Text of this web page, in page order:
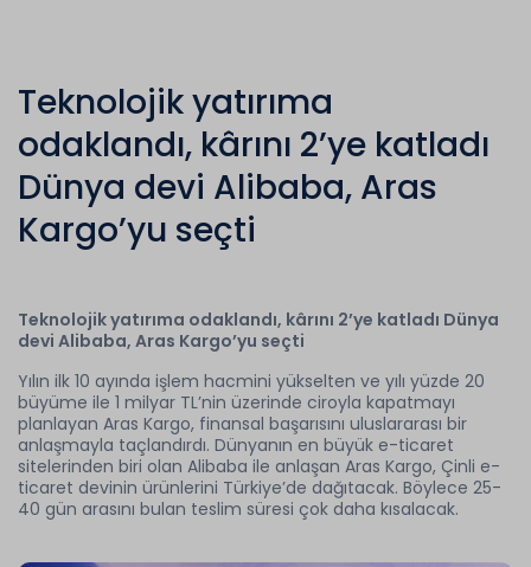
Teknolojik yatırıma
odaklandı, kârını 2’ye katladı
Dünya devi Alibaba, Aras
Kargo’yu seçti
Teknolojik yatırıma odaklandı, kârını 2’ye katladı Dünya
devi Alibaba, Aras Kargo’yu seçti
Yılın ilk 10 ayında işlem hacmini yükselten ve yılı yüzde 20
büyüme ile 1 milyar TL’nin üzerinde ciroyla kapatmayı
planlayan Aras Kargo, finansal başarısını uluslararası bir
anlaşmayla taçlandırdı. Dünyanın en büyük e-ticaret
sitelerinden biri olan Alibaba ile anlaşan Aras Kargo, Çinli e-
ticaret devinin ürünlerini Türkiye’de dağıtacak. Böylece 25-
40 gün arasını bulan teslim süresi çok daha kısalacak.